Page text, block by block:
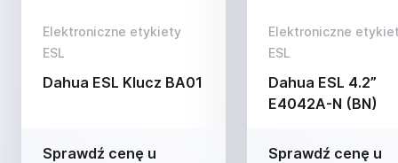
Elektroniczne etykiety
ESL
Dahua ESL Klucz BA01
Sprawdź cenę u
Elektroniczne
ESL
Dahua ESL 4.2”
E4042A-N (BN)
Sprawdź cenę u